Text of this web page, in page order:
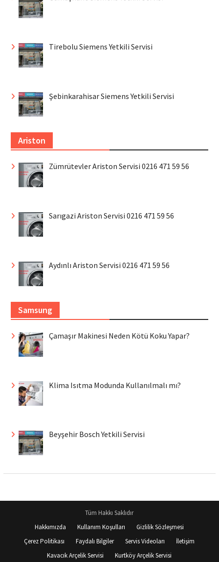
Tirebolu Siemens Yetkili Servisi
Şebinkarahisar Siemens Yetkili Servisi
Ariston
Zümrütevler Ariston Servisi 0216 471 59 56
Sarıgazi Ariston Servisi 0216 471 59 56
Aydınlı Ariston Servisi 0216 471 59 56
Samsung
Çamaşır Makinesi Neden Kötü Koku Yapar?
Klima Isıtma Modunda Kullanılmalı mı?
Beyşehir Bosch Yetkili Servisi
Tüm Hakkı Saklıdır
Hakkımızda
Kullanım Koşulları
Gizlilik Sözleşmesi
Çerez Politikası
Faydalı Bilgiler Servis Videoları
İletişim
Kavacık Arçelik Servisi
Kurtköy Arçelik Servisi